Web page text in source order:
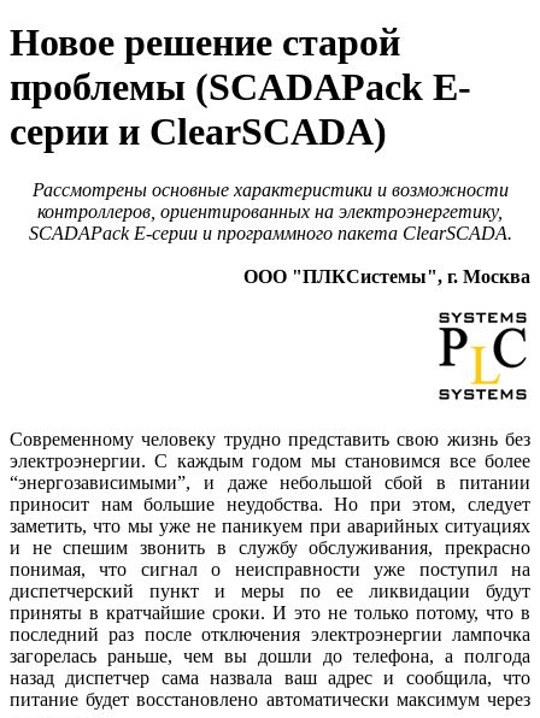
Новое решение старой
проблемы (SCADAPack Е-
серии и ClearSCADA)
Рассмотрены основные характеристики и возможности
контроллеров, ориентированных на электроэнергетику,
SCADAPack Е-серии и программного пакета ClearSCADA.
ООО "ПЛКСистемы", г. Москва
Современному человеку трудно представить свою жизнь без
электроэнергии. С каждым годом мы становимся все более
“энергозависимыми”, и даже небольшой сбой в питании
приносит нам большие неудобства. Но при этом, следует
заметить, что мы уже не паникуем при аварийных ситуациях
и не спешим звонить в службу обслуживания, прекрасно
понимая, что сигнал о неисправности уже поступил на
диспетчерский пункт и меры по ее ликвидации будут
приняты в кратчайшие сроки. И это не только потому, что в
последний раз после отключения электроэнергии лампочка
загорелась раньше, чем вы дошли до телефона, а полгода
назад диспетчер сама назвала ваш адрес и сообщила, что
питание будет восстановлено автоматически максимум через